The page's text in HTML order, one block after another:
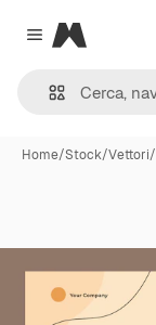
Close menu
Magnific
Home/Stock/Vettori/